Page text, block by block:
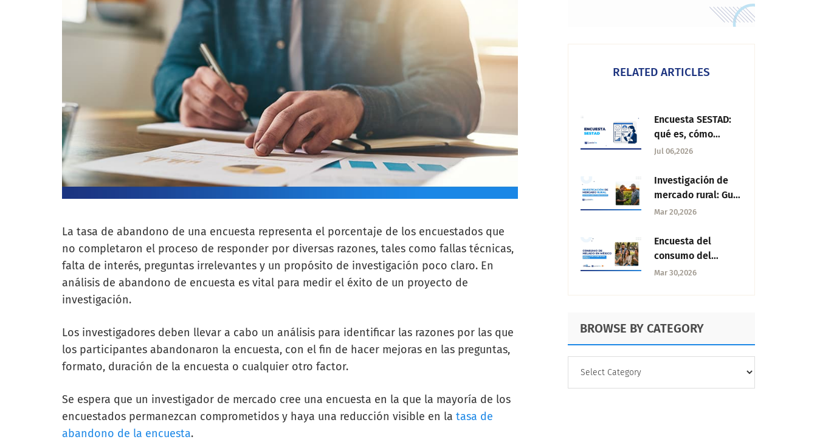
La tasa de abandono de una encuesta representa el porcentaje de los encuestados que
no completaron el proceso de responder por diversas razones, tales como fallas técnicas,
falta de interés, preguntas irrelevantes y un propósito de investigación poco claro. En
análisis de abandono de encuesta es vital para medir el éxito de un proyecto de
investigación.
Los investigadores deben llevar a cabo un análisis para identificar las razones por las que
los participantes abandonaron la encuesta, con el fin de hacer mejoras en las preguntas,
formato, duración de la encuesta o cualquier otro factor.
Se espera que un investigador de mercado cree una encuesta en la que la mayoría de los
encuestados permanezcan comprometidos y haya una reducción visible en la tasa de
abandono de la encuesta.
RELATED ARTICLES
Encuesta SESTAD:
qué es, cómo
funciona y cómo
QuestionPro
Jul 06,2026
Investigación de
mercado rural: Guía
y métodos
Mar 20,2026
Encuesta del
consumo del
helado en México:
acomoda el día
Mar 30,2026
BROWSE BY CATEGORY
CATEGORY